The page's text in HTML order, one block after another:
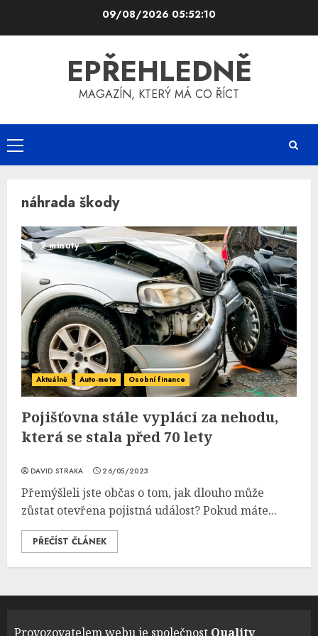
09/08/2026 05:52:10
EPŘEHLEDNĚ
MAGAZÍN, KTERÝ MÁ CO ŘÍCT
Primary
Menu
náhrada škody
2 minuty
Aktuálně Auto-moto Osobní finance
Pojišťovna stále vyplácí za nehodu,
která se stala před 70 lety
DAVID STRAKA 26/05/2023
Přemýšleli jste občas o tom, jak dlouho může
zůstat otevřena pojistná událost? Pokud máte...
PŘEČÍST ČLÁNEK
Provozovatelem webu je společnost Quality